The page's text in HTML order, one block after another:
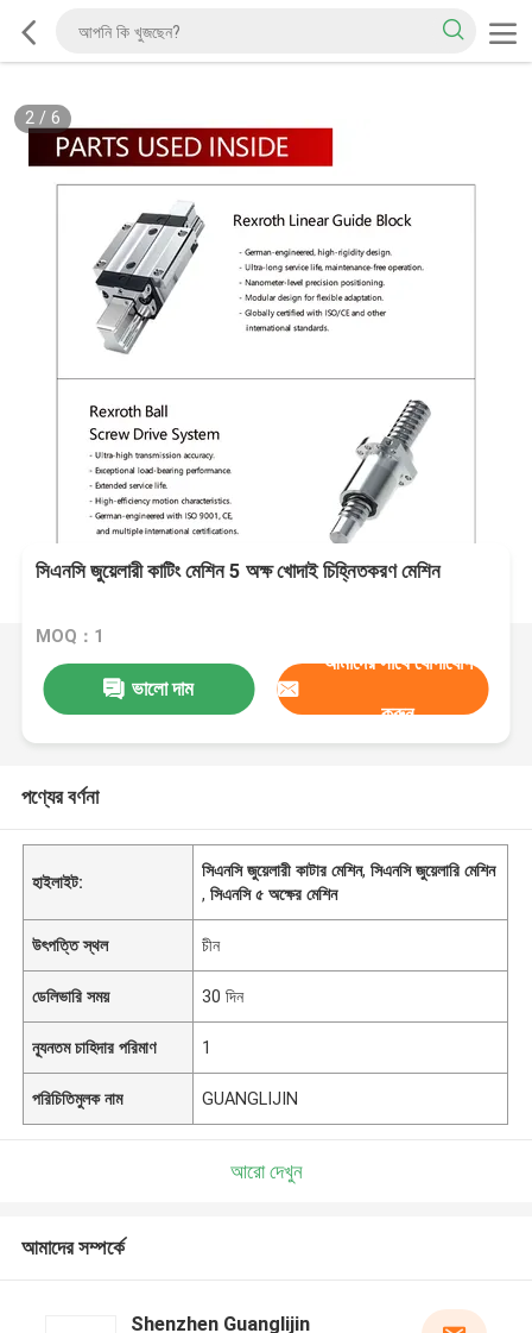
2/ 6
সিএনসি জুয়েলারী কাটিং মেশিন 5 অক্ষ খোদাই চিহ্নিতকরণ মেশিন
MOQ：1
ভালো দাম
আমাদের সাথে যোগাযোগ
করুন
পণ্যের বর্ণনা
হাইলাইট:
সিএনসি জুয়েলারী কাটার মেশিন,সিএনসি জুয়েলারি মেশিন
,সিএনসি ৫ অক্ষের মেশিন
উৎপত্তি স্থল চীন
ডেলিভারি সময় 30 দিন
ন্যূনতম চাহিদার পরিমাণ 1
পরিচিতিমুলক নাম GUANGLIJIN
আরো দেখুন
আমাদের সম্পর্কে
Shenzhen Guanglijin